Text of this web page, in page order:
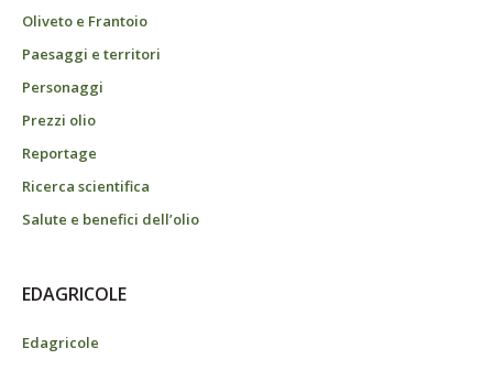
Oliveto e Frantoio
Paesaggi e territori
Personaggi
Prezzi olio
Reportage
Ricerca scientifica
Salute e benefici dell’olio
EDAGRICOLE
Edagricole